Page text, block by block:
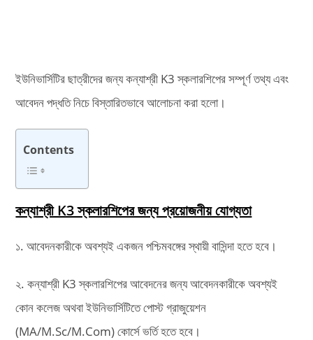
ইউনিভার্সিটির ছাত্রীদের জন্য কন্যাশ্রী K3 স্কলারশিপের সম্পূর্ণ তথ্য এবং
আবেদন পদ্ধতি নিচে বিস্তারিতভাবে আলোচনা করা হলো।
Contents
কন্যাশ্রী K3 স্কলারশিপের জন্য প্রয়োজনীয় যোগ্যতা
১. আবেদনকারীকে অবশ্যই একজন পশ্চিমবঙ্গের স্থায়ী বাসিন্দা হতে হবে।
২. কন্যাশ্রী K3 স্কলারশিপের আবেদনের জন্য আবেদনকারীকে অবশ্যই
কোন কলেজ অথবা ইউনিভার্সিটিতে পোস্ট গ্রাজুয়েশন
(MA/M.Sc/M.Com) কোর্সে ভর্তি হতে হবে।